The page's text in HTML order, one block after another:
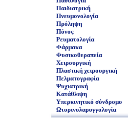
Παιδιατρική
Πνευμονολογία
Πρόληψη
Πόνος
Ρευματολογία
Φάρμακα
Φυσικοθεραπεία
Χειρουργική
Πλαστική χειρουργική
Πελματογραφία
Ψυχιατρική
Κατάθλιψη
Υπερκινητικό σύνδρομο
Ωτορινολαρυγγολογία